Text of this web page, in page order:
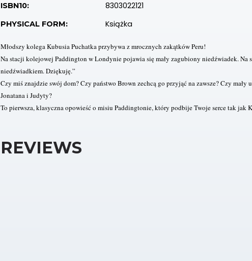
ISBN10: 8303022121
PHYSICAL FORM: Książka
Młodszy kolega Kubusia Puchatka przybywa z mrocznych zakątków Peru!
Na stacji kolejowej Paddington w Londynie pojawia się mały zagubiony niedźwiadek. Na
niedźwiadkiem. Dziękuję.”
Czy miś znajdzie swój dom? Czy państwo Brown zechcą go przyjąć na zawsze? Czy
Jonatana i Judyty?
To pierwsza, klasyczna opowieść o misiu Paddingtonie, który podbije Twoje serce tak jak
REVIEWS